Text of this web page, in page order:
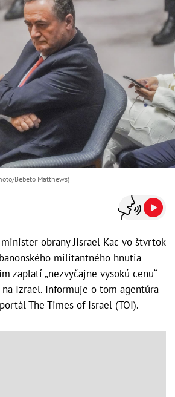
Bebeto Matthews)
minister obrany Jisrael Kac vo štvrtok
militantného hnutia
zaplatí „nezvyčajne vysokú cenu“
Izrael. Informuje o tom agentúra
The Times of Israel (TOI).